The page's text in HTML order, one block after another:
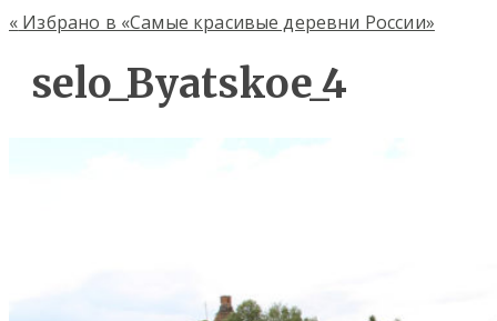
« Избрано в «Самые красивые деревни России»
selo_Byatskoe_4